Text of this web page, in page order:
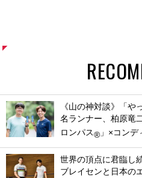
《山の神対談》「や
名ランナー、柏原竜
ロンパス® 」×コン
世界の頂点に君臨し
ブレイセンと日本の